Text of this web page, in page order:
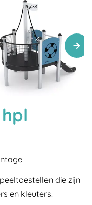
die zijn
en kleuters.